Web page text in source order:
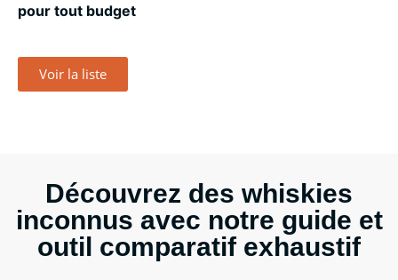
pour tout budget
Voir la liste
Découvrez des whiskies
inconnus avec notre guide et
outil comparatif exhaustif